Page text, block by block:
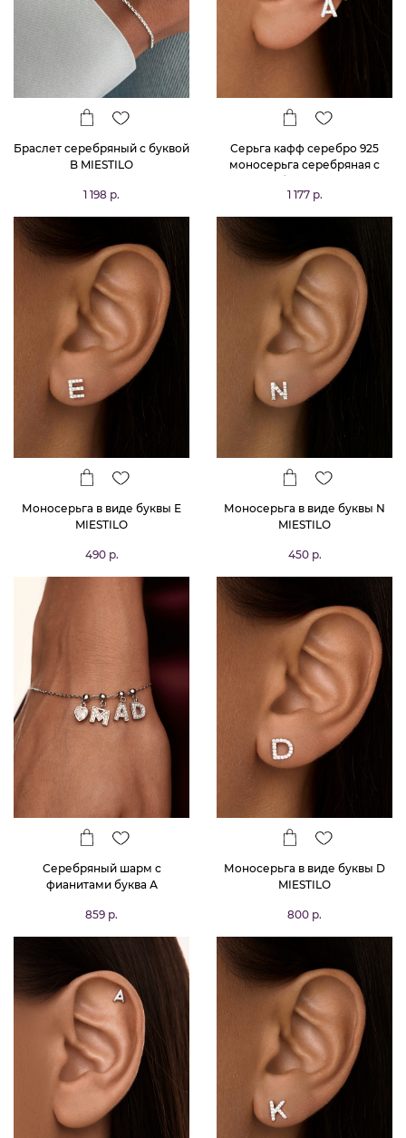
Браслет серебряный с буквой
B MIESTILO
1 198 р.
Серьга кафф серебро 925
моносерьга серебряная с
1 177 р.
Моносерьга в виде буквы Е
MIESTILO
490 р.
Моносерьга в виде буквы N
MIESTILO
450 р.
Серебряный шарм с
фианитами буква А
859 р.
Моносерьга в виде буквы D
MIESTILO
800 р.